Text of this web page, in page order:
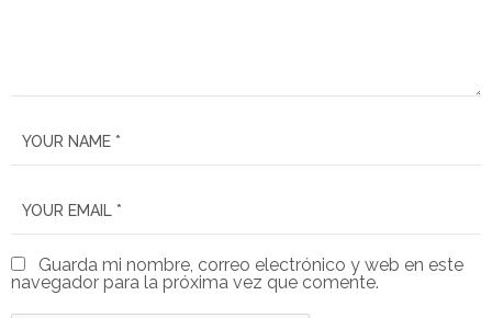
Guarda mi nombre, correo electrónico y web en este
navegador para la próxima vez que comente.